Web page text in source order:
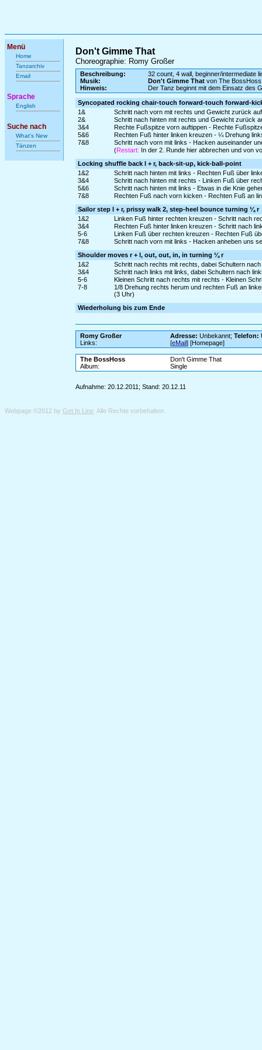
Menü
Home
Tanzarchiv
Email
Sprache
English
Suche nach
What's New
Tänzen
Don't Gimme That
Choreographie: Romy Großer
Beschreibung:
32 count, 4 wall, beginner/intermediate
Musik:
Don't Gimme Thatvon The BossHoss
Hinweis:
Der Tanz beginnt mit dem Einsatz des
Syncopated rocking chair-touch forward-touch forward-
1&
Schritt nach vorn mit rechts und Gewicht zurück
2&
Schritt nach hinten mit rechts und Gewicht zurück
3&4
Rechte Fußspitze vorn auftippen - Rechte
5&6
Rechten Fuß hinter linken kreuzen - ¼ Drehung
7&8
Schritt nach vorn mit links - Hacken auseinander
(Restart: In der 2. Runde hier abbrechen und von
Locking shuffle back l + r, back-sit-up, kick-ball-point
1&2
Schritt nach hinten mit links - Rechten Fuß über
3&4
Schritt nach hinten mit rechts - Linken Fuß über
5&6
Schritt nach hinten mit links - Etwas in die Knie
7&8
Rechten Fuß nach vorn kicken - Rechten Fuß an
Sailor step l + r, prissy walk 2, step-heel bounce turning ¼ r
1&2
Linken Fuß hinter rechten kreuzen - Schritt nach
3&4
Rechten Fuß hinter linken kreuzen - Schritt nach
5-6
Linken Fuß über rechten kreuzen - Rechten Fuß
7&8
Schritt nach vorn mit links - Hacken anheben uns
Shoulder moves r + l, out, out, in, in turning ¼ r
1&2
Schritt nach rechts mit rechts, dabei Schultern
3&4
Schritt nach links mit links, dabei Schultern nach
5-6
Kleinen Schritt nach rechts mit rechts - Kleinen
7-8
1/8 Drehung rechts herum und rechten Fuß an
(3 Uhr)
Wiederholung bis zum Ende
Romy Großer Adresse: Unbekannt;Telefon:
Links:
[eMail] [Homepage]
The BossHoss
Don't Gimme That
Album:
Single
Aufnahme: 20.12.2011; Stand: 20.12.11
Webpage ©2012 by Get In Line . Alle Rechte vorbehalten.